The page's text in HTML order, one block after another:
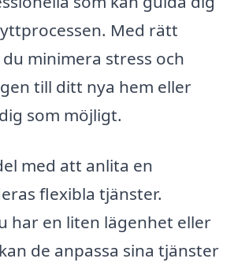
Med rätt
minimera stress och
till ditt nya hem eller
som möjligt.
med att anlita en
flexibla tjänster.
har en liten lägenhet eller
de anpassa sina tjänster